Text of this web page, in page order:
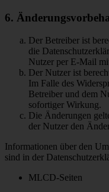
6.
Der Betreiber ist
die
Nutzer per E-Mail
Der Nutzer ist
Im Falle des
Betreiber und dem
sofortiger Wirkung.
Die Änderungen
der Nutzer den
Informationen über den
sind in der
MLCD-Seiten